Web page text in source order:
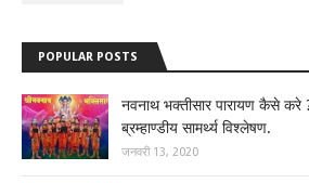
POPULAR POSTS
नवनाथ भक्तीसार पारायण कैसे करे
ब्रम्हाण्डीय सामर्थ्य विश्लेषण.
जनवरी 13, 2020